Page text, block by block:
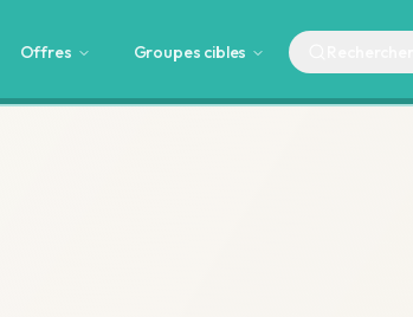
Offres Groupes cibles